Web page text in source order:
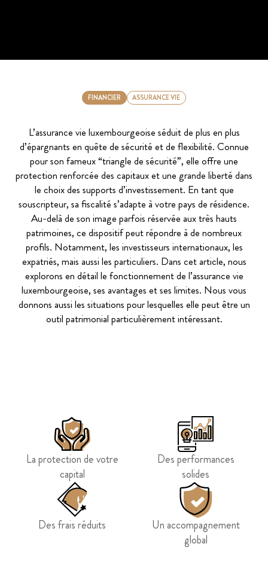
FINANCIER ASSURANCE VIE
L’assurance vie luxembourgeoise séduit de plus en plus
d’épargnants en quête de sécurité et de flexibilité. Connue
pour son fameux “triangle de sécurité”, elle offre une
protection renforcée des capitaux et une grande liberté dans
le choix des supports d’investissement. En tant que
souscripteur, sa fiscalité s’adapte à votre pays de résidence.
Au-delà de son image parfois réservée aux très hauts
patrimoines, ce dispositif peut répondre à de nombreux
profils. Notamment, les investisseurs internationaux, les
expatriés, mais aussi les particuliers. Dans cet article, nous
explorons en détail le fonctionnement de l’assurance vie
luxembourgeoise, ses avantages et ses limites. Nous vous
donnons aussi les situations pour lesquelles elle peut être un
outil patrimonial particulièrement intéressant.
La protection de votre
capital
Des performances
solides
Des frais réduits
Un accompagnement
global